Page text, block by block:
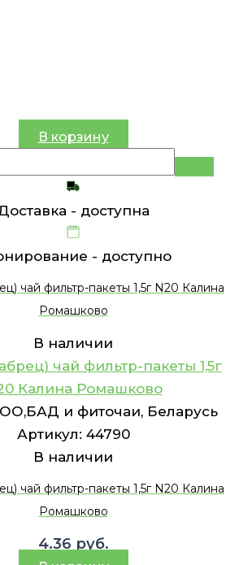
В корзину
- доступна
- доступно
чай фильтр-пакеты 1,5г N20 Калина
Ромашково
В наличии
чай фильтр-пакеты 1,5г
Калина Ромашково
и фиточаи, Беларусь
Артикул: 44790
В наличии
чай фильтр-пакеты 1,5г N20 Калина
Ромашково
4.36 руб.